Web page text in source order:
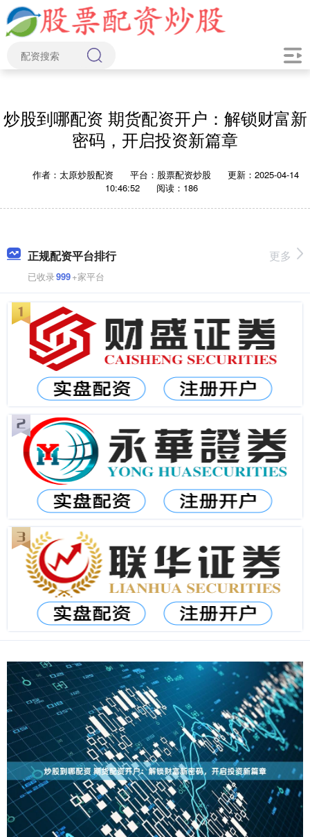
炒股到哪配资 期货配资开户：解锁财富新
密码，开启投资新篇章
作者：太原炒股配资 平台：股票配资炒股
更新：2025-04-14
10:46:52
阅读：186
正规配资平台排行
已收录999+家平台
更多